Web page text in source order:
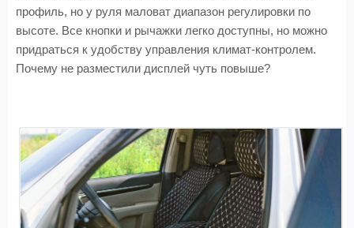
профиль, но у руля маловат диапазон регулировки по
высоте. Все кнопки и рычажки легко доступны, но можно
придраться к удобству управления климат-контролем.
Почему не разместили дисплей чуть повыше?